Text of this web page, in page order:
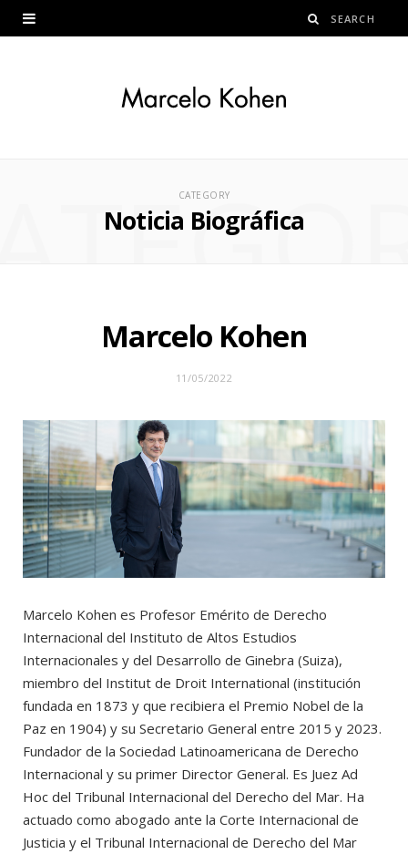
CATEGORY
Noticia Biográfica
Marcelo Kohen
11/05/2022
Marcelo Kohen es Profesor Emérito de Derecho
Internacional del Instituto de Altos Estudios
Internacionales y del Desarrollo de Ginebra (Suiza),
miembro del Institut de Droit International (institución
fundada en 1873 y que recibiera el Premio Nobel de la
Paz en 1904) y su Secretario General entre 2015 y 2023.
Fundador de la Sociedad Latinoamericana de Derecho
Internacional y su primer Director General. Es Juez Ad
Hoc del Tribunal Internacional del Derecho del Mar. Ha
actuado como abogado ante la Corte Internacional de
Justicia y el Tribunal Internacional de Derecho del Mar